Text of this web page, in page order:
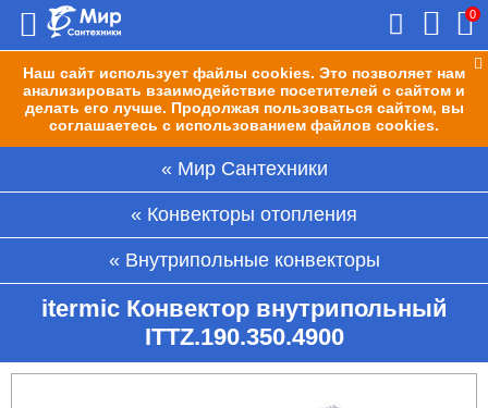
Наш сайт использует файлы cookies. Это позволяет нам
анализировать взаимодействие посетителей с сайтом и
делать его лучше. Продолжая пользоваться сайтом, вы
соглашаетесь с использованием файлов cookies.
0
Мир Сантехники
Конвекторы отопления
Внутрипольные конвекторы
itermic Конвектор внутрипольный
ITTZ.190.350.4900